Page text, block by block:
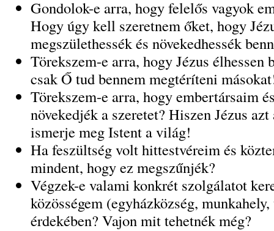
Gondolok-e arra, hogy felelős vagyok
Hogy úgy kell szeretnem őket, hogy
megszülethessék és növekedhessék
Törekszem-e arra, hogy Jézus élhessen
csak Ő tud bennem megtéríteni
Törekszem-e arra, hogy embertársaim
növekedjék a szeretet? Hiszen Jézus
ismerje meg Istent a világ!
Ha feszültség volt hittestvéreim és
mindent, hogy ez megszűnjék?
Végzek-e valami konkrét szolgálatot
közösségem (egyházközség,
érdekében? Vajon mit tehetnék még?